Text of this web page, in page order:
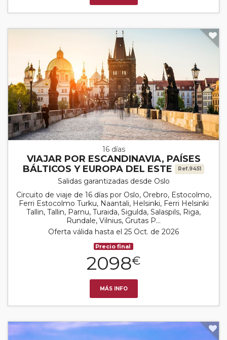
16 días
VIAJAR POR ESCANDINAVIA, PAÍSES
BÁLTICOS Y EUROPA DEL ESTE
Ref.9451
Salidas garantizadas desde Oslo
Circuito de viaje de 16 días por Oslo, Orebro, Estocolmo,
Ferri Estocolmo Turku, Naantali, Helsinki, Ferri Helsinki
Tallin, Tallin, Parnu, Turaida, Sigulda, Salaspils, Riga,
Rundale, Vilnius, Grutas P...
Oferta válida hasta el 25 Oct. de 2026
Precio final
2098€
MÁS INFO